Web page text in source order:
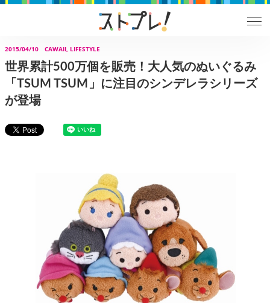
2015/04/10 CAWAII, LIFESTYLE
世界累計500万個を販売！大人気のぬいぐるみ
「TSUM TSUM」に注目のシンデレラシリーズ
が登場